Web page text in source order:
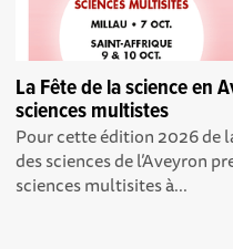
La Fête de la science en
sciences multistes
Pour cette édition 2026 de
des sciences de l’Aveyron
sciences multisites à...